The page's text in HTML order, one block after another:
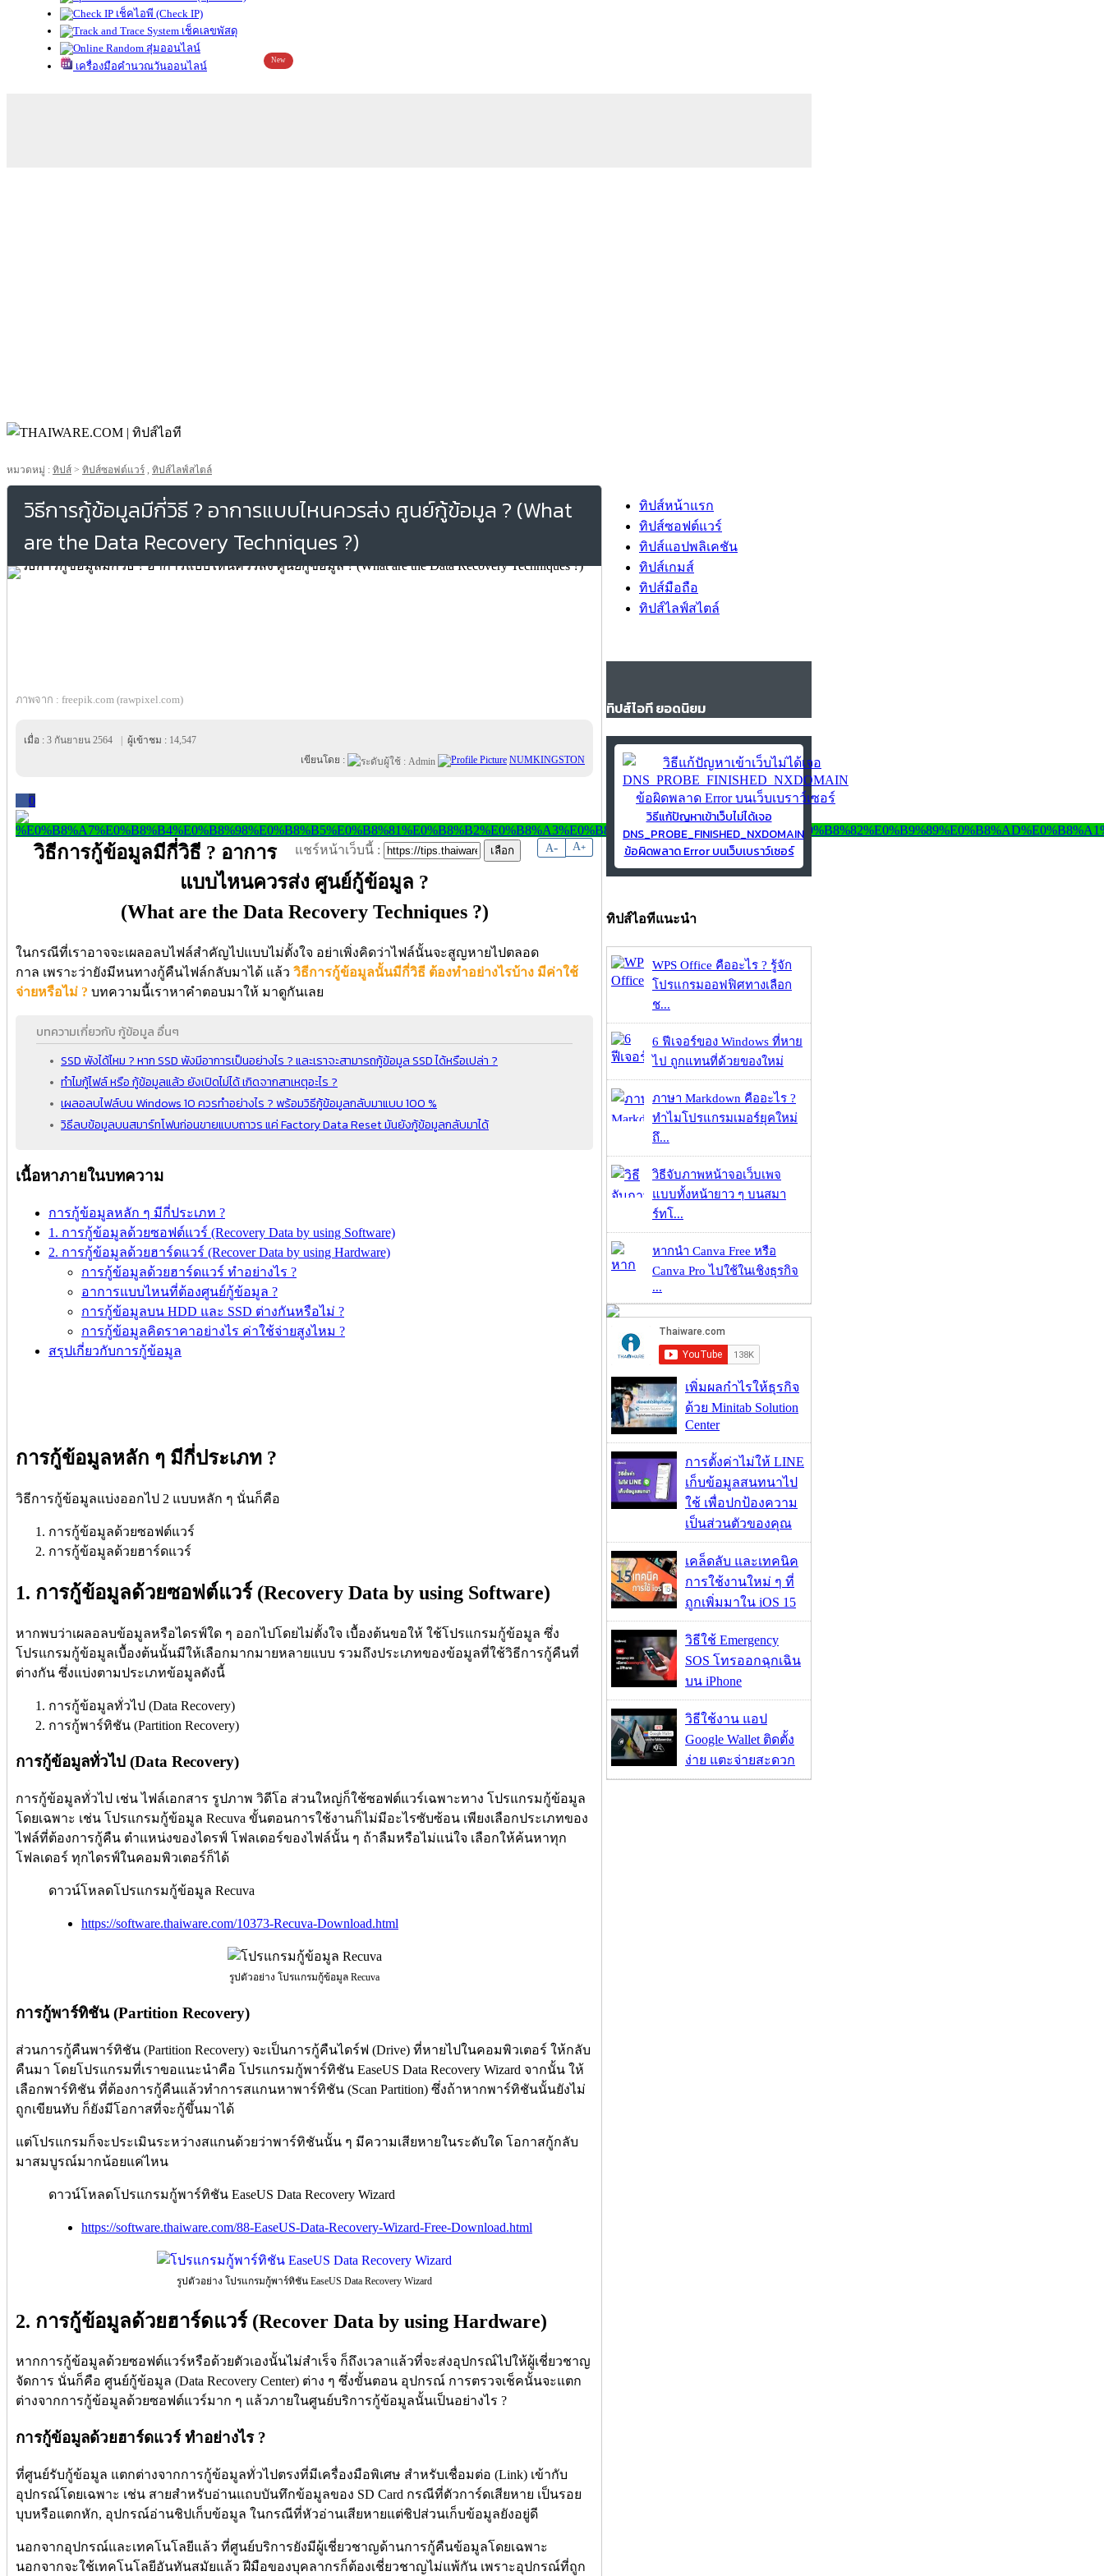
เช็คไอพี (Check IP)
เช็คเลขพัสดุ
สุ่มออนไลน์
เครื่องมือคำนวณวันออนไลน์
New
หมวดหมู่ : ทิปส์ > ทิปส์ซอฟต์แวร์ , ทิปส์ไลฟ์สไตล์
วิธีการกู้ข้อมูลมีกี่วิธี ? อาการแบบไหนควรส่ง ศูนย์กู้ข้อมูล ? (What
are the Data Recovery Techniques ?)
ภาพจาก : freepik.com (rawpixel.com)
เมื่อ : 3 กันยายน 2564 ผู้เข้าชม : 14,547
เขียนโดย :
NUMKINGSTON
0
A- A+
แชร์หน้าเว็บนี้ :
วิธีการกู้ข้อมูลมีกี่วิธี ? อาการ
แบบไหนควรส่ง ศูนย์กู้ข้อมูล ?
(What are the Data Recovery Techniques ?)
ในกรณีที่เราอาจจะเผลอลบไฟล์สำคัญไปแบบไม่ตั้งใจ อย่าเพิ่งคิดว่าไฟล์นั้นจะสูญหายไปตลอด
กาล เพราะว่ายังมีหนทางกู้คืนไฟล์กลับมาได้ แล้ว วิธีการกู้ข้อมูลนั้นมีกี่วิธี ต้องทำอย่างไรบ้าง มีค่าใช้
จ่ายหรือไม่ ? บทความนี้เราหาคำตอบมาให้ มาดูกันเลย
บทความเกี่ยวกับ กู้ข้อมูล อื่นๆ
SSD พังได้ไหม ? หาก SSD พังมีอาการเป็นอย่างไร ? และเราจะสามารถกู้ข้อมูล SSD ได้หรือเปล่า ?
ทำไมกู้ไฟล์ หรือ กู้ข้อมูลแล้ว ยังเปิดไม่ได้ เกิดจากสาเหตุอะไร ?
เผลอลบไฟล์บน Windows 10 ควรทำอย่างไร ? พร้อมวิธีกู้ข้อมูลกลับมาแบบ 100 %
วิธีลบข้อมูลบนสมาร์ทโฟนก่อนขายแบบถาวร แค่ Factory Data Reset มันยังกู้ข้อมูลกลับมาได้
เนื้อหาภายในบทความ
การกู้ข้อมูลหลัก ๆ มีกี่ประเภท ?
1. การกู้ข้อมูลด้วยซอฟต์แวร์ (Recovery Data by using Software)
2. การกู้ข้อมูลด้วยฮาร์ดแวร์ (Recover Data by using Hardware)
การกู้ข้อมูลด้วยฮาร์ดแวร์ ทำอย่างไร ?
อาการแบบไหนที่ต้องศูนย์กู้ข้อมูล ?
การกู้ข้อมูลบน HDD และ SSD ต่างกันหรือไม่ ?
การกู้ข้อมูลคิดราคาอย่างไร ค่าใช้จ่ายสูงไหม ?
สรุปเกี่ยวกับการกู้ข้อมูล
การกู้ข้อมูลหลัก ๆ มีกี่ประเภท ?
วิธีการกู้ข้อมูลแบ่งออกไป 2 แบบหลัก ๆ นั่นก็คือ
การกู้ข้อมูลด้วยซอฟต์แวร์
การกู้ข้อมูลด้วยฮาร์ดแวร์
1. การกู้ข้อมูลด้วยซอฟต์แวร์ (Recovery Data by using Software)
หากพบว่าเผลอลบข้อมูลหรือไดรฟ์ใด ๆ ออกไปโดยไม่ตั้งใจ เบื้องต้นขอให้ ใช้โปรแกรมกู้ข้อมูล ซึ่ง
โปรแกรมกู้ข้อมูลเบื้องต้นนั้นมีให้เลือกมากมายหลายแบบ รวมถึงประเภทของข้อมูลที่ใช้วิธีการกู้คืนที่
ต่างกัน ซึ่งแบ่งตามประเภทข้อมูลดังนี้
การกู้ข้อมูลทั่วไป (Data Recovery)
การกู้พาร์ทิชัน (Partition Recovery)
การกู้ข้อมูลทั่วไป (Data Recovery)
การกู้ข้อมูลทั่วไป เช่น ไฟล์เอกสาร รูปภาพ วิดีโอ ส่วนใหญ่ก็ใช้ซอฟต์แวร์เฉพาะทาง โปรแกรมกู้ข้อมูล
โดยเฉพาะ เช่น โปรแกรมกู้ข้อมูล Recuva ขั้นตอนการใช้งานก็ไม่มีอะไรซับซ้อน เพียงเลือกประเภทของ
ไฟล์ที่ต้องการกู้คืน ตำแหน่งของไดรฟ์ โฟลเดอร์ของไฟล์นั้น ๆ ถ้าลืมหรือไม่แน่ใจ เลือกให้ค้นหาทุก
โฟลเดอร์ ทุกไดรฟ์ในคอมพิวเตอร์ก็ได้
ดาวน์โหลดโปรแกรมกู้ข้อมูล Recuva
https://software.thaiware.com/10373-Recuva-Download.html
รูปตัวอย่าง โปรแกรมกู้ข้อมูล Recuva
การกู้พาร์ทิชัน (Partition Recovery)
ส่วนการกู้คืนพาร์ทิชัน (Partition Recovery) จะเป็นการกู้คืนไดร์ฟ (Drive) ที่หายไปในคอมพิวเตอร์ ให้กลับ
คืนมา โดยโปรแกรมที่เราขอแนะนำคือ โปรแกรมกู้พาร์ทิชัน EaseUS Data Recovery Wizard จากนั้น ให้
เลือกพาร์ทิชัน ที่ต้องการกู้คืนแล้วทำการสแกนหาพาร์ทิชัน (Scan Partition) ซึ่งถ้าหากพาร์ทิชันนั้นยังไม่
ถูกเขียนทับ ก็ยังมีโอกาสที่จะกู้ขึ้นมาได้
แต่โปรแกรมก็จะประเมินระหว่างสแกนด้วยว่าพาร์ทิชันนั้น ๆ มีความเสียหายในระดับใด โอกาสกู้กลับ
มาสมบูรณ์มากน้อยแค่ไหน
ดาวน์โหลดโปรแกรมกู้พาร์ทิชัน EaseUS Data Recovery Wizard
https://software.thaiware.com/88-EaseUS-Data-Recovery-Wizard-Free-Download.html
รูปตัวอย่าง โปรแกรมกู้พาร์ทิชัน EaseUS Data Recovery Wizard
2. การกู้ข้อมูลด้วยฮาร์ดแวร์ (Recover Data by using Hardware)
หากการกู้ข้อมูลด้วยซอฟต์แวร์หรือด้วยตัวเองนั้นไม่สำเร็จ ก็ถึงเวลาแล้วที่จะส่งอุปกรณ์ไปให้ผู้เชี่ยวชาญ
จัดการ นั่นก็คือ ศูนย์กู้ข้อมูล (Data Recovery Center) ต่าง ๆ ซึ่งขั้นตอน อุปกรณ์ การตรวจเช็คนั้นจะแตก
ต่างจากการกู้ข้อมูลด้วยซอฟต์แวร์มาก ๆ แล้วภายในศูนย์บริการกู้ข้อมูลนั้นเป็นอย่างไร ?
การกู้ข้อมูลด้วยฮาร์ดแวร์ ทำอย่างไร ?
ที่ศูนย์รับกู้ข้อมูล แตกต่างจากการกู้ข้อมูลทั่วไปตรงที่มีเครื่องมือพิเศษ สำหรับเชื่อมต่อ (Link) เข้ากับ
อุปกรณ์โดยเฉพาะ เช่น สายสำหรับอ่านแถบบันทึกข้อมูลของ SD Card กรณีที่ตัวการ์ดเสียหาย เป็นรอย
บุบหรือแตกหัก, อุปกรณ์อ่านชิปเก็บข้อมูล ในกรณีที่หัวอ่านเสียหายแต่ชิปส่วนเก็บข้อมูลยังอยู่ดี
นอกจากอุปกรณ์และเทคโนโลยีแล้ว ที่ศูนย์บริการยังมีผู้เชี่ยวชาญด้านการกู้คืนข้อมูลโดยเฉพาะ
นอกจากจะใช้เทคโนโลยีอันทันสมัยแล้ว ฝีมือของบุคลากรก็ต้องเชี่ยวชาญไม่แพ้กัน เพราะอุปกรณ์ที่ถูก
ทิปส์หน้าแรก
ทิปส์ซอฟต์แวร์
ทิปส์แอปพลิเคชัน
ทิปส์เกมส์
ทิปส์มือถือ
ทิปส์ไลฟ์สไตล์
ทิปส์ไอที ยอดนิยม
วิธีแก้ปัญหาเข้าเว็บไม่ได้เจอ
DNS_PROBE_FINISHED_NXDOMAIN
ข้อผิดพลาด Error บนเว็บเบราว์เซอร์
ทิปส์ไอทีแนะนำ
WPS Office คืออะไร ? รู้จัก
โปรแกรมออฟฟิศทางเลือก
ช...
6 ฟีเจอร์ของ Windows ที่หาย
ไป ถูกแทนที่ด้วยของใหม่
ภาษา Markdown คืออะไร ?
ทำไมโปรแกรมเมอร์ยุคใหม่
ถึ...
วิธีจับภาพหน้าจอเว็บเพจ
แบบทั้งหน้ายาว ๆ บนสมา
ร์ทโ...
หากนำ Canva Free หรือ
Canva Pro ไปใช้ในเชิงธุรกิจ
...
เพิ่มผลกำไรให้ธุรกิจ
ด้วย Minitab Solution
Center
การตั้งค่าไม่ให้ LINE
เก็บข้อมูลสนทนาไป
ใช้ เพื่อปกป้องความ
เป็นส่วนตัวของคุณ
เคล็ดลับ และเทคนิค
การใช้งานใหม่ ๆ ที่
ถูกเพิ่มมาใน iOS 15
วิธีใช้ Emergency
SOS โทรออกฉุกเฉิน
บน iPhone
วิธีใช้งาน แอป
Google Wallet ติดตั้ง
ง่าย แตะจ่ายสะดวก